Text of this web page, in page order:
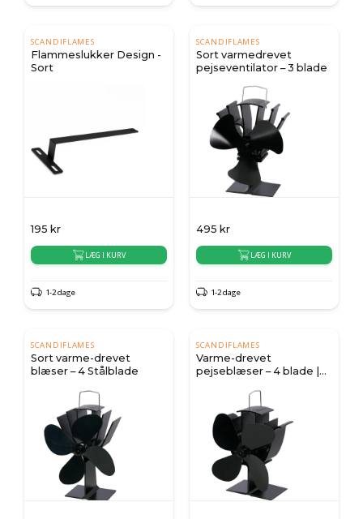
SCANDIFLAMES
Flammeslukker Design -
Sort
195 kr
LÆG I KURV
1-2 dage
SCANDIFLAMES
Sort varmedrevet
pejseventilator – 3 blade
495 kr
LÆG I KURV
1-2 dage
SCANDIFLAMES
Sort varme-drevet
blæser – 4 Stålblade
SCANDIFLAMES
Varme-drevet
pejseblæser – 4 blade |